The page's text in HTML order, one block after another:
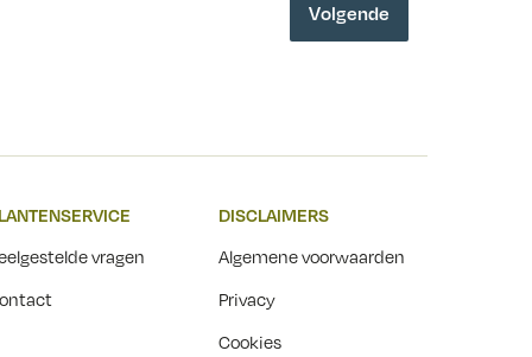
Volgende
vragen
DISCLAIMERS
Algemene voorwaarden
Privacy
Cookies